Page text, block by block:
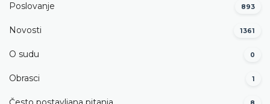
Poslovanje 893
Novosti 1361
O sudu 0
Obrasci 1